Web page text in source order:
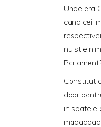
Unde era
cand cei
nu stie
doar
in spatele